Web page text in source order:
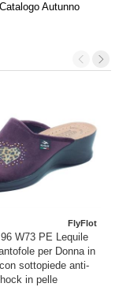
Autunno
FlyFlot
W73 PE Lequile
per Donna in
sottopiede anti-
in pelle